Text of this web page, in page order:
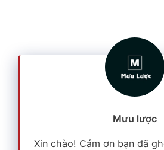
Mưu lược
Xin chào! Cám ơn bạn đã